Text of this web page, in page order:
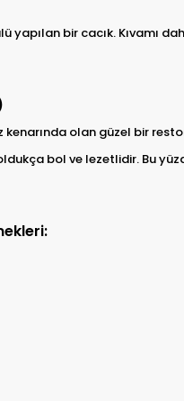
yapılan bir cacık. Kıvamı
olan güzel bir
bol ve lezetlidir. Bu